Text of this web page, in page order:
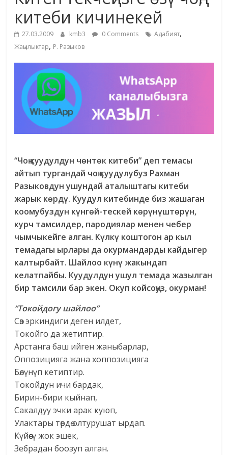
жана
адабияты
китеби кичинекей
27.03.2009 kmb3 0 Comments Адабият,
Жаңылыктар, Р. Разыков
“Чоң куудулдун чөнтөк китеби” деп темасы
айтып тургандай чоң куудулубуз Рахман
Разыковдун ушундай аталыштагы китеби
жарык көрдү. Куудул китебинде биз жашаган
коомубуздун күнгөй-тескей көрүнүштөрүн,
курч тамсилдер, пародиялар менен чебер
чымчыкейге алган. Күлкү коштогон ар кыл
темадагы ырлары да окурмандарды кайдыгер
калтырбайт. Шайлоо күнү жакындап
келатпайбы. Куудулдун ушул темада жазылган
бир тамсили бар экен. Окуп койсоңуз, окурман!
“Токойдогу шайлоо”
Сөз эркиндиги деген илдет,
Токойго да жетиптир.
Арстанга баш ийген жаныбарлар,
Оппозицияга жана хоппозицияга
Бөлүнүп кетиптир.
Токойдун ичи бардак,
Бирин-бири кыйнап,
Сакалдуу эчки арак куюп,
Улактары төрдө олтурушат ырдап.
Күйөөсү жок эшек,
Зебрадан боозуп алган.